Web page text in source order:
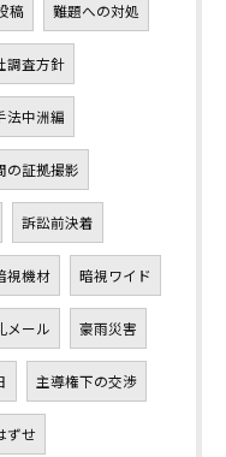
稿 難題への対処
調査方針
法中洲編
の証拠撮影
訴訟前決着
視機材 暗視ワイド
メール 豪雨災害
主導権下の交渉
ずせ